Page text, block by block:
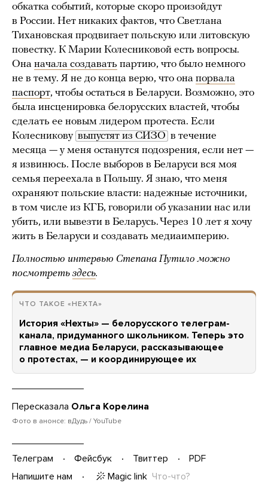
обкатка событий, которые скоро произойдут
в России. Нет никаких фактов, что Светлана
Тихановская продвигает польскую или литовскую
повестку. К Марии Колесниковой есть вопросы.
Она начала создавать партию, что было немного
не в тему. Я не до конца верю, что она порвала
паспорт, чтобы остаться в Беларуси. Возможно, это
была инсценировка белорусских властей, чтобы
сделать ее новым лидером протеста. Если
Колесникову выпустят из СИЗО в течение
месяца — у меня останутся подозрения, если нет —
я извинюсь. После выборов в Беларуси вся моя
семья переехала в Польшу. Я знаю, что меня
охраняют польские власти: надежные источники,
в том числе из КГБ, говорили об указании нас или
убить, или вывезти в Беларусь. Через 10 лет я хочу
жить в Беларуси и создавать медиаимперию.
Полностью интервью Степана Путило можно
посмотреть здесь.
ЧТО ТАКОЕ «НЕХТА»
История «Нехты» — белорусского телеграм-
канала, придуманного школьником. Теперь это
главное медиа Беларуси, рассказывающее
о протестах, — и координирующее их
Пересказала Ольга Корелина
Фото в анонсе: вДудь / YouTube
Телеграм Фейсбук Твиттер
PDF
Напишите нам
Magic link Что-что?